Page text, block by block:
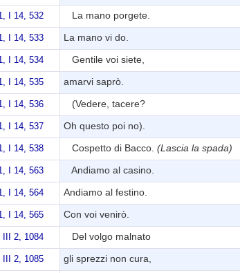
I 14, 532 La mano porgete.
I 14, 533 La mano vi do.
I 14, 534 Gentile voi siete,
I 14, 535 amarvi saprò.
I 14, 536 (Vedere, tacere?
I 14, 537 Oh questo poi no).
I 14, 538 Cospetto di Bacco.(Lascia la spada)
I 14, 563 Andiamo al casino.
I 14, 564 Andiamo al festino.
I 14, 565 Con voi venirò.
III 2, 1084 Del volgo malnato
III 2, 1085 gli sprezzi non cura,